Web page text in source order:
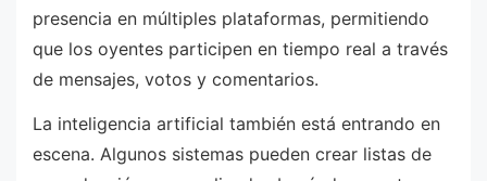
presencia en múltiples plataformas, permitiendo
que los oyentes participen en tiempo real a través
de mensajes, votos y comentarios.
La inteligencia artificial también está entrando en
escena. Algunos sistemas pueden crear listas de